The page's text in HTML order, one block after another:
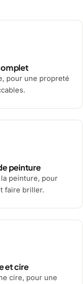
pour une propreté
peinture
peinture, pour
faire briller.
et cire
cire, pour une